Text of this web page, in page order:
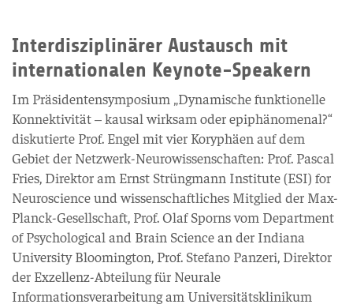
Interdisziplinärer Austausch mit
internationalen Keynote-Speakern
Im Präsidentensymposium „Dynamische funktionelle
Konnektivität – kausal wirksam oder epiphänomenal?“
diskutierte Prof. Engel mit vier Koryphäen auf dem
Gebiet der Netzwerk-Neurowissenschaften: Prof. Pascal
Fries, Direktor am Ernst Strüngmann Institute (ESI) for
Neuroscience und wissenschaftliches Mitglied der Max-
Planck-Gesellschaft, Prof. Olaf Sporns vom Department
of Psychological and Brain Science an der Indiana
University Bloomington, Prof. Stefano Panzeri, Direktor
der Exzellenz-Abteilung für Neurale
Informationsverarbeitung am Universitätsklinikum